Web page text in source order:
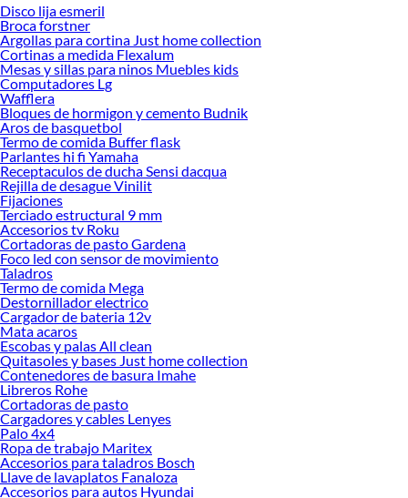
Desde remodelaciones hasta proyectos de decoración, estamos aquí para hacer
tus ideas realidad. ¡Visítanos y encuentra todo lo que tenemos para ofrecerte en
Pisos Flotantes!
Explora la variedad de productos de Pisos Flotantes en Sodimac
Herramientas, materiales y accesorios de calidad para tus proyectos y
renovación de espacios. ¡Visítanos y descubre todo lo que tenemos para
ofrecerte!
Encuentra una amplia variedad de productos de Pisos Flotantes en Sodimac.
Encuentra todo lo necesario para tus proyectos de renovación y decoración.
¡Visítanos y haz tus ideas realidad!
Disco lija esmeril
Broca forstner
Argollas para cortina Just home collection
Cortinas a medida Flexalum
Mesas y sillas para ninos Muebles kids
Computadores Lg
Wafflera
Bloques de hormigon y cemento Budnik
Aros de basquetbol
Termo de comida Buffer flask
Parlantes hi fi Yamaha
Receptaculos de ducha Sensi dacqua
Rejilla de desague Vinilit
Fijaciones
Terciado estructural 9 mm
Accesorios tv Roku
Cortadoras de pasto Gardena
Foco led con sensor de movimiento
Taladros
Termo de comida Mega
Destornillador electrico
Cargador de bateria 12v
Mata acaros
Escobas y palas All clean
Quitasoles y bases Just home collection
Contenedores de basura Imahe
Libreros Rohe
Cortadoras de pasto
Cargadores y cables Lenyes
Palo 4x4
Ropa de trabajo Maritex
Accesorios para taladros Bosch
Llave de lavaplatos Fanaloza
Accesorios para autos Hyundai